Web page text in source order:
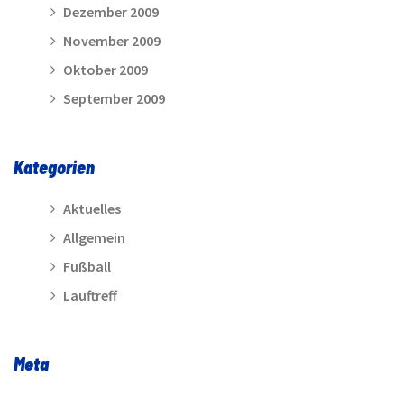
Dezember 2009
November 2009
Oktober 2009
September 2009
Kategorien
Aktuelles
Allgemein
Fußball
Lauftreff
Meta